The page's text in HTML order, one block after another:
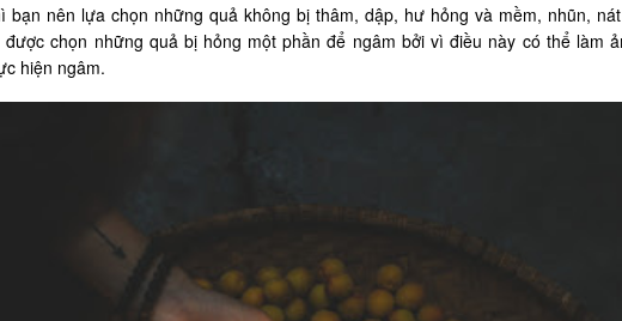
nên lựa chọn những quả không bị thâm, dập, hư hỏng và mềm, nhũn,
chọn những quả bị hỏng một phần để ngâm bởi vì điều này có thể làm
hiện ngâm.